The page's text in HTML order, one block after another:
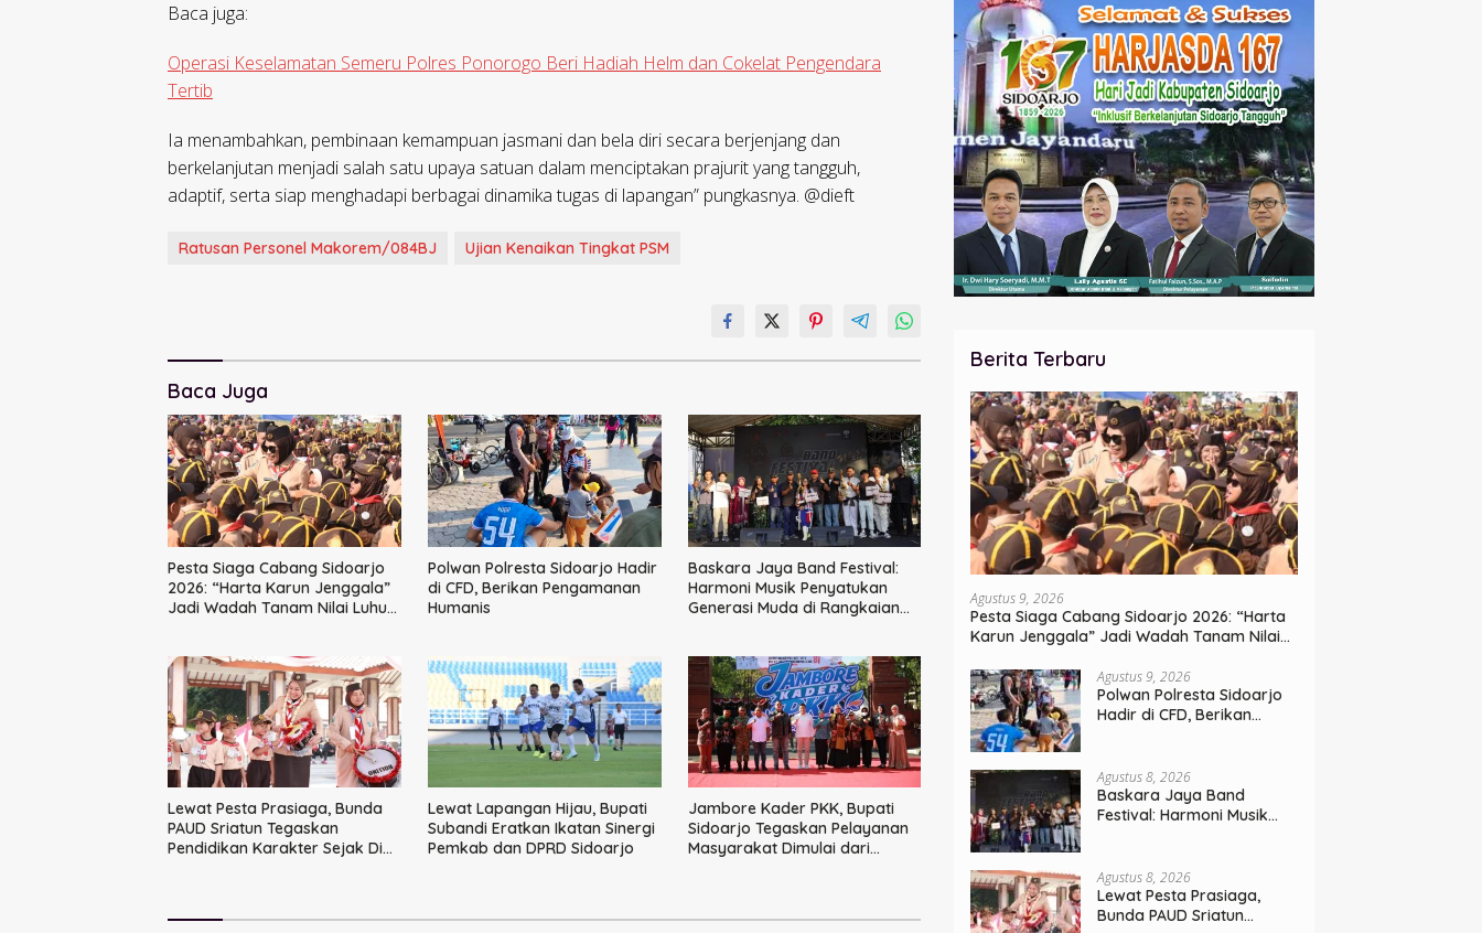
Baca juga:
Operasi Keselamatan Semeru Polres Ponorogo Beri Hadiah Helm dan Cokelat Pengendara
Tertib
Ia menambahkan, pembinaan kemampuan jasmani dan bela diri secara berjenjang dan
berkelanjutan menjadi salah satu upaya satuan dalam menciptakan prajurit yang tangguh,
adaptif, serta siap menghadapi berbagai dinamika tugas di lapangan” pungkasnya. @dieft
Ratusan Personel Makorem/084BJ Ujian Kenaikan Tingkat PSM
Baca Juga
Pesta Siaga Cabang Sidoarjo
2026: “Harta Karun Jenggala”
Jadi Wadah Tanam Nilai Luhur
Polwan Polresta Sidoarjo Hadir
di CFD, Berikan Pengamanan
Humanis
Baskara Jaya Band Festival:
Harmoni Musik Penyatukan
Generasi Muda di Rangkaian
Lewat Pesta Prasiaga, Bunda
PAUD Sriatun Tegaskan
Pendidikan Karakter Sejak Dini
Lewat Lapangan Hijau, Bupati
Subandi Eratkan Ikatan Sinergi
Pemkab dan DPRD Sidoarjo
Jambore Kader PKK, Bupati
Sidoarjo Tegaskan Pelayanan
Masyarakat Dimulai dari
Berita Terbaru
Agustus 9, 2026
Pesta Siaga Cabang Sidoarjo 2026: “Harta
Karun Jenggala” Jadi Wadah Tanam Nilai
Agustus 9, 2026
Polwan Polresta Sidoarjo
Hadir di CFD, Berikan
Agustus 8, 2026
Baskara Jaya Band
Festival: Harmoni Musik
ke-60 Korem Bhaskara
Jaya
Agustus 8, 2026
Lewat Pesta Prasiaga,
Bunda PAUD Sriatun